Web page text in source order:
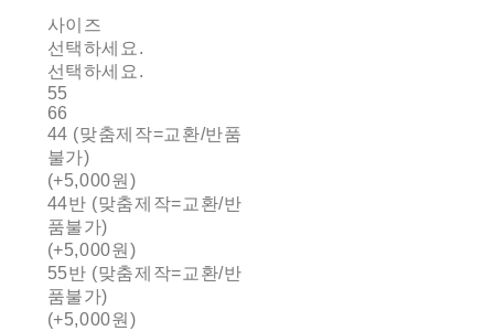
사이즈
선택하세요.
선택하세요.
55
66
44 (맞춤제작=교환/반품
불가)
(+5,000원)
44반 (맞춤제작=교환/반
품불가)
(+5,000원)
55반 (맞춤제작=교환/반
품불가)
(+5,000원)